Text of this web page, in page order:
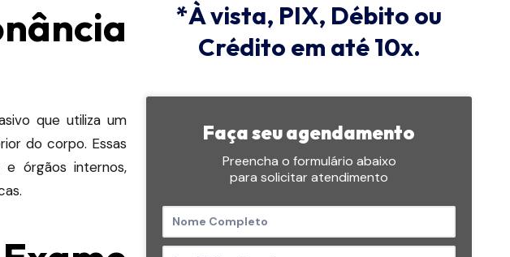
que utiliza um
do corpo. Essas
e órgãos internos,
*À vista, PIX, Débito ou
Crédito em até 10x.
Faça seu agendamento
Preencha o formulário abaixo
para solicitar atendimento